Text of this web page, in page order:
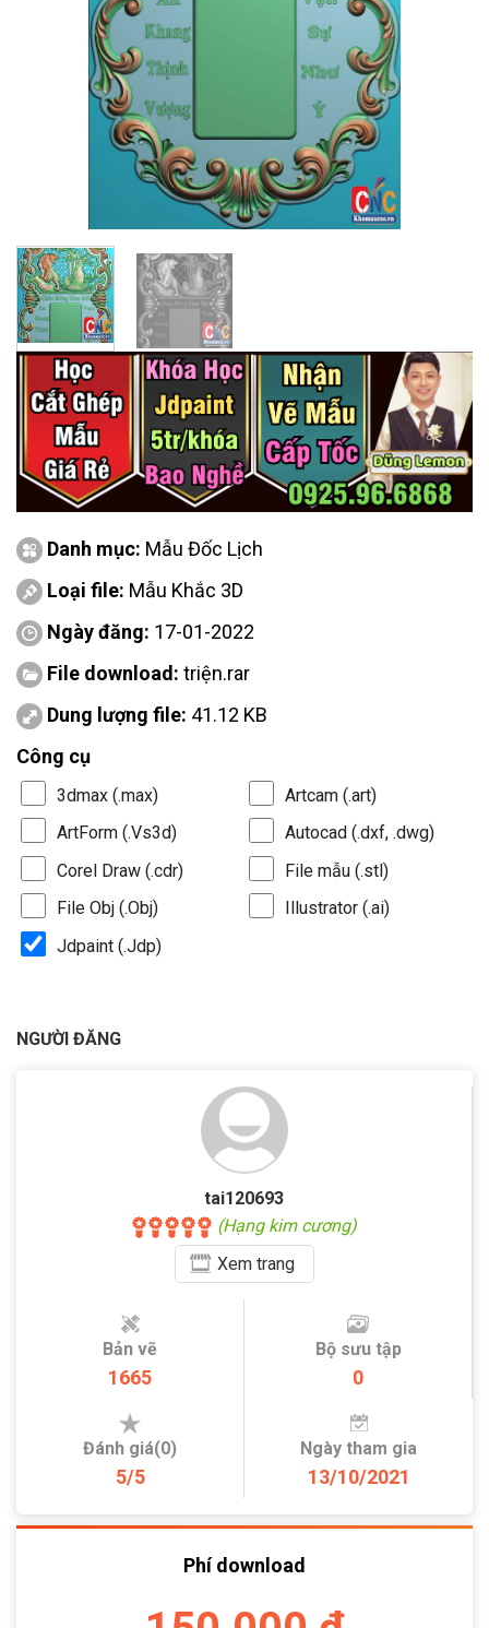
Danh mục: Mẫu Đốc Lịch
Loại file: Mẫu Khắc 3D
Ngày đăng: 17-01-2022
File download: triện.rar
Dung lượng file: 41.12 KB
Công cụ
3dmax (.max)
Artcam (.art)
ArtForm (.Vs3d)
Autocad (.dxf, .dwg)
Corel Draw (.cdr)
File mẫu (.stl)
File Obj (.Obj)
Illustrator (.ai)
Jdpaint (.Jdp)
NGƯỜI ĐĂNG
tai120693
(Hạng kim cương)
Xemtrang
Bản vẽ
1665
Bộ sưu tập
0
Đánh giá(0)
5/5
Ngày tham gia
13/10/2021
Phí download